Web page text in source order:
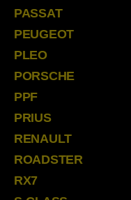
PASSAT
PEUGEOT
PLEO
PORSCHE
PPF
PRIUS
RENAULT
ROADSTER
RX7